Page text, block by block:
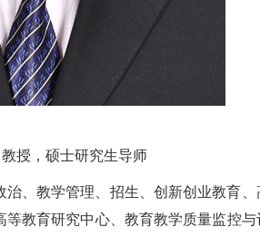
授，硕士研究生导师
、教学管理、招生、创新创业教育
教育研究中心、教育教学质量监控